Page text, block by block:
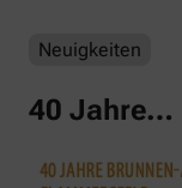
Neuigkeiten
40 Jahre…